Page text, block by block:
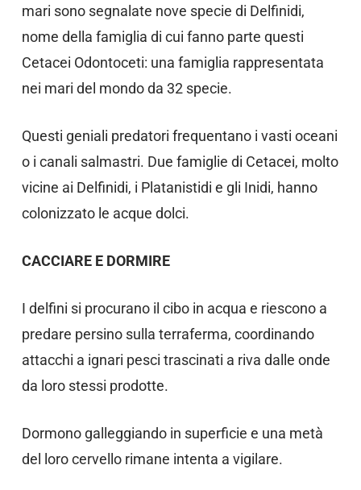
mari sono segnalate nove specie di Delfinidi,
nome della famiglia di cui fanno parte questi
Cetacei Odontoceti: una famiglia rappresentata
nei mari del mondo da 32 specie.
Questi geniali predatori frequentano i vasti oceani
o i canali salmastri. Due famiglie di Cetacei, molto
vicine ai Delfinidi, i Platanistidi e gli Inidi, hanno
colonizzato le acque dolci.
CACCIARE E DORMIRE
I delfini si procurano il cibo in acqua e riescono a
predare persino sulla terraferma, coordinando
attacchi a ignari pesci trascinati a riva dalle onde
da loro stessi prodotte.
Dormono galleggiando in superficie e una metà
del loro cervello rimane intenta a vigilare.